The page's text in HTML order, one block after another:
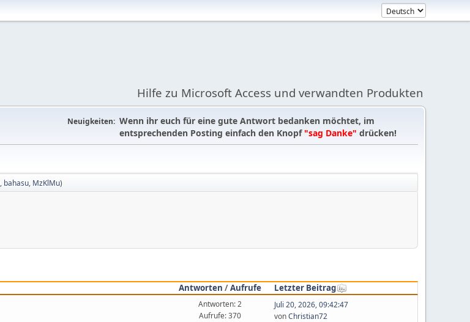
Hilfe zu Microsoft Access und verwandten Produkten
Neuigkeiten: Wenn ihr euch für eine gute Antwort bedanken möchtet, im
entsprechenden Posting einfach den Knopf "sag Danke" drücken!
, bahasu, MzKlMu)
Antworten /Aufrufe
Letzter Beitrag
Antworten: 2
Aufrufe: 370
Juli 20, 2026, 09:42:47
vonChristian72